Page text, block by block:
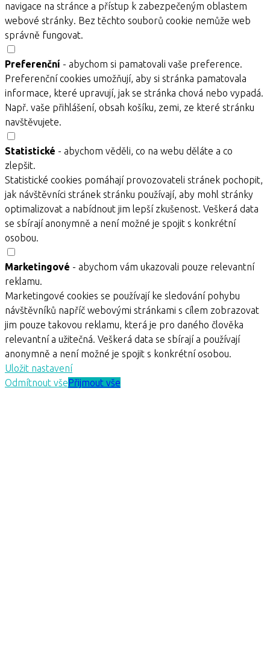
navigace na stránce a přístup k zabezpečeným oblastem
webové stránky. Bez těchto souborů cookie nemůže web
správně fungovat.
Preferenční - abychom si pamatovali vaše preference.
Preferenční cookies umožňují, aby si stránka pamatovala
informace, které upravují, jak se stránka chová nebo vypadá.
Např. vaše přihlášení, obsah košíku, zemi, ze které stránku
navštěvujete.
Statistické - abychom věděli, co na webu děláte a co
zlepšit.
Statistické cookies pomáhají provozovateli stránek pochopit,
jak návštěvníci stránek stránku používají, aby mohl stránky
optimalizovat a nabídnout jim lepší zkušenost. Veškerá data
se sbírají anonymně a není možné je spojit s konkrétní
osobou.
Marketingové - abychom vám ukazovali pouze relevantní
reklamu.
Marketingové cookies se používají ke sledování pohybu
návštěvníků napříč webovými stránkami s cílem zobrazovat
jim pouze takovou reklamu, která je pro daného člověka
relevantní a užitečná. Veškerá data se sbírají a používají
anonymně a není možné je spojit s konkrétní osobou.
Uložit nastavení
Odmítnout všePřijmout vše